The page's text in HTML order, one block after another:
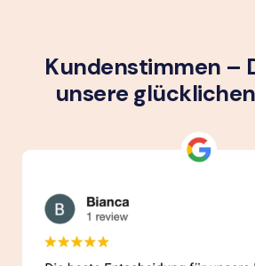
Kundenstimmen –
unsere